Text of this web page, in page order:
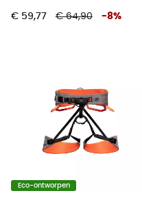
€ 59,77 € 64,90 -8%
Eco-ontworpen